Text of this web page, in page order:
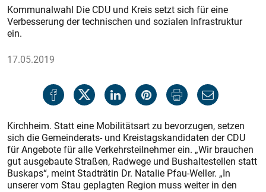
Kommunalwahl Die CDU und Kreis setzt sich für eine
Verbesserung der technischen und sozialen Infrastruktur
ein.
17.05.2019
Kirchheim. Statt eine Mobilitätsart zu bevorzugen, setzen
sich die Gemeinderats- und Kreistagskandidaten der CDU
für Angebote für alle Verkehrsteilnehmer ein. „Wir brauchen
gut ausgebaute Straßen, Radwege und Bushaltestellen statt
Buskaps“, meint Stadträtin Dr. Natalie Pfau-Weller. „In
unserer vom Stau geplagten Region muss weiter in den